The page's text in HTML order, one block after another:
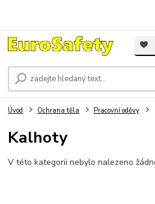
Úvod Ochrana těla Pracovní oděvy
Kalhoty
V této kategorii nebylo nalezeno